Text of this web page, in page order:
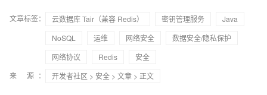
文章标签： 云数据库 Tair（兼容 Redis） 密钥管理服务
Java
NoSQL
运维 网络安全
数据安全/隐私保护
网络协议
Redis
安全
来 源：
开发者社区 > 安全 > 文章 > 正文